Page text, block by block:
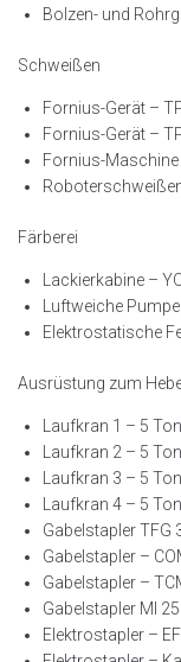
Bolzen- und
Schweißen
Fornius-Gerät –
Fornius-Gerät –
Fornius-Maschine
Färberei
Lackierkabine –
Luftweiche
Elektrostatische
Ausrüstung zum
Laufkran 1 – 5
Laufkran 2 – 5
Laufkran 3 – 5
Laufkran 4 – 5
Gabelstapler TFG
Gabelstapler –
Gabelstapler –
Gabelstapler MI
Elektrostapler –